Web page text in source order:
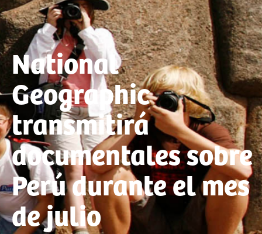
National
Geographic
transmitirá
documentales sobre
Perú durante el mes
de julio